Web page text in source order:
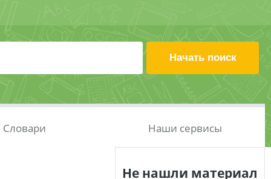
Словари Наши сервисы
Не нашли материал